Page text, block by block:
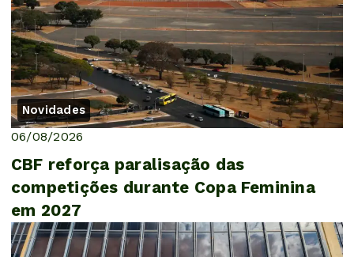
Novidades
06/08/2026
CBF reforça paralisação das
competições durante Copa Feminina
em 2027